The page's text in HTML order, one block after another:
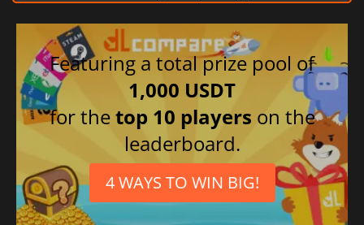
Featuring a total prize pool of
1,000 USDT
for thetop 10 players on the
leaderboard.
4 WAYS TO WIN BIG!